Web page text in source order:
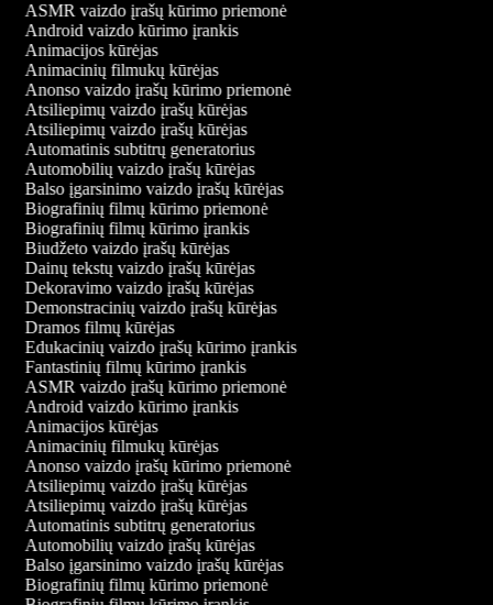
ASMR vaizdo įrašų kūrimo priemonė
Android vaizdo kūrimo įrankis
Animacijos kūrėjas
Animacinių filmukų kūrėjas
Anonso vaizdo įrašų kūrimo priemonė
Atsiliepimų vaizdo įrašų kūrėjas
Atsiliepimų vaizdo įrašų kūrėjas
Automatinis subtitrų generatorius
Automobilių vaizdo įrašų kūrėjas
Balso įgarsinimo vaizdo įrašų kūrėjas
Biografinių filmų kūrimo priemonė
Biografinių filmų kūrimo įrankis
Biudžeto vaizdo įrašų kūrėjas
Dainų tekstų vaizdo įrašų kūrėjas
Dekoravimo vaizdo įrašų kūrėjas
Demonstracinių vaizdo įrašų kūrėjas
Dramos filmų kūrėjas
Edukacinių vaizdo įrašų kūrimo įrankis
Fantastinių filmų kūrimo įrankis
ASMR vaizdo įrašų kūrimo priemonė
Android vaizdo kūrimo įrankis
Animacijos kūrėjas
Animacinių filmukų kūrėjas
Anonso vaizdo įrašų kūrimo priemonė
Atsiliepimų vaizdo įrašų kūrėjas
Atsiliepimų vaizdo įrašų kūrėjas
Automatinis subtitrų generatorius
Automobilių vaizdo įrašų kūrėjas
Balso įgarsinimo vaizdo įrašų kūrėjas
Biografinių filmų kūrimo priemonė